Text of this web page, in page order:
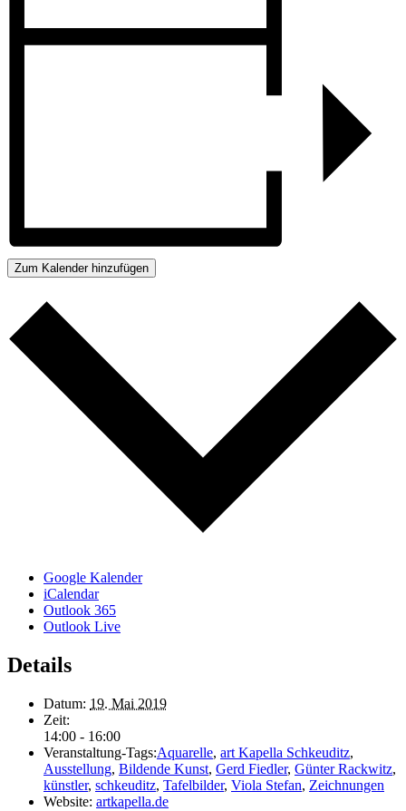
Zum Kalender hinzufügen
Google Kalender
iCalendar
Outlook 365
Outlook Live
Details
Datum: 19. Mai 2019
Zeit:
14:00 - 16:00
Veranstaltung-Tags:Aquarelle, art Kapella Schkeuditz,
Ausstellung, Bildende Kunst, Gerd Fiedler, Günter Rackwitz,
künstler, schkeuditz, Tafelbilder, Viola Stefan, Zeichnungen
Website: artkapella.de